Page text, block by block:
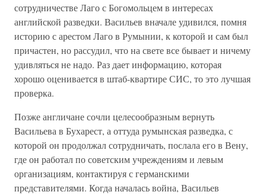
сотрудничестве Лаго с Богомольцем в интересах
английской разведки. Васильев вначале удивился, помня
историю с арестом Лаго в Румынии, к которой и сам был
причастен, но рассудил, что на свете все бывает и ничему
удивляться не надо. Раз дает информацию, которая
хорошо оценивается в штаб-квартире СИС, то это лучшая
проверка.
Позже англичане сочли целесообразным вернуть
Васильева в Бухарест, а оттуда румынская разведка, с
которой он продолжал сотрудничать, послала его в Вену,
где он работал по советским учреждениям и левым
организациям, контактируя с германскими
представителями. Когда началась война, Васильев